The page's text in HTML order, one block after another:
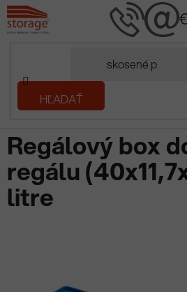
Prejsť
na
obsah
HĽADAŤ
Domov
Plastové prepravky
regálu (40x11,7x9 cm) – 2 litre
Regálový box
regálu
litre